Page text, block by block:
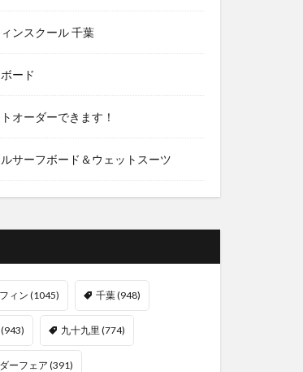
ンスクール 千葉
ード
オーダーできます！
サーフボード＆ウェットスーツ
ィン (1045) 千葉(948)
(943) 九十九里 (774)
ーフェア (391)